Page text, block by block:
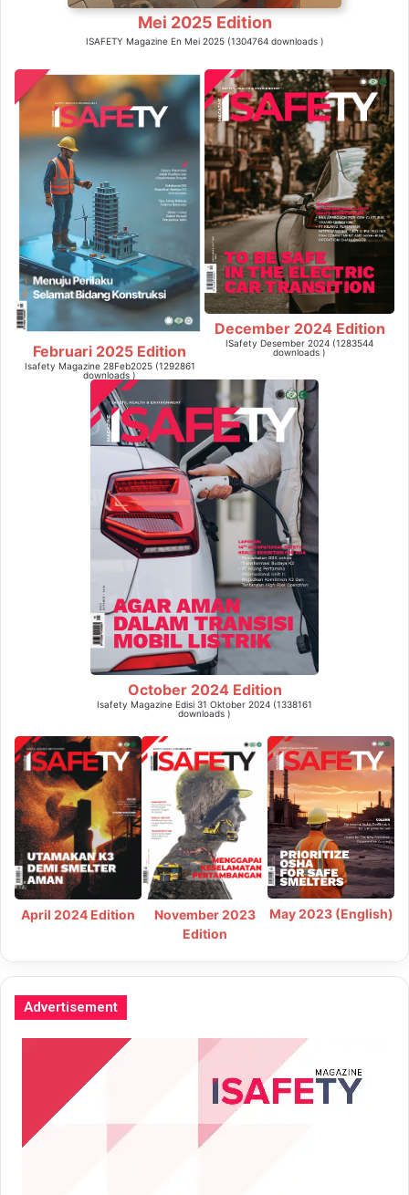
Mei 2025 Edition
ISAFETY Magazine En Mei 2025 (1304764 downloads )
Februari 2025 Edition
Isafety Magazine 28Feb2025 (1292861
downloads )
December 2024 Edition
ISafety Desember 2024 (1283544
downloads )
October 2024 Edition
Isafety Magazine Edisi 31 Oktober 2024 (1338161
downloads )
April 2024 Edition
November 2023
Edition
May 2023 (English)
Advertisement